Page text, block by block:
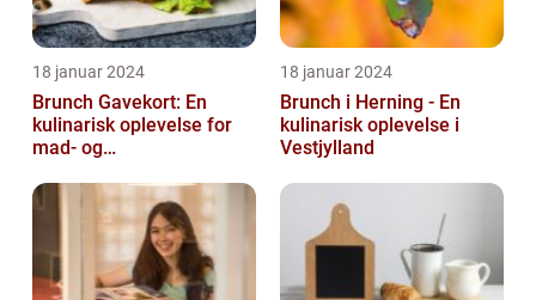
18 januar 2024
Brunch Gavekort: En
kulinarisk oplevelse for
mad- og
18 januar 2024
Brunch i Herning - En
kulinarisk oplevelse i
Vestjylland